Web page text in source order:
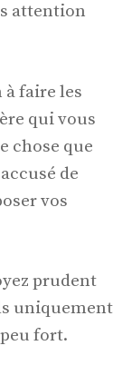
attention
à faire les
qui vous
chose que
de
vos
prudent
uniquement
fort.